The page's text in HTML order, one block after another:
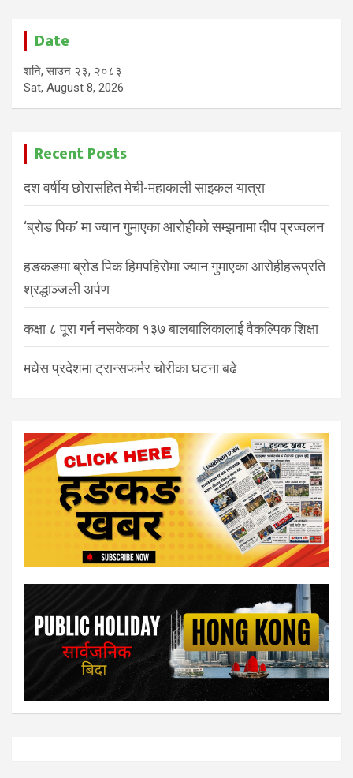
Date
शनि, साउन २३, २०८३
Sat, August 8, 2026
Recent Posts
दश वर्षीय छोरासहित मेची-महाकाली साइकल यात्रा
‘ब्रोड पिक’ मा ज्यान गुमाएका आरोहीको सम्झनामा दीप प्रज्वलन
हङकङमा ब्रोड पिक हिमपहिरोमा ज्यान गुमाएका आरोहीहरूप्रति
श्रद्धाञ्जली अर्पण
कक्षा ८ पूरा गर्न नसकेका १३७ बालबालिकालाई वैकल्पिक शिक्षा
मधेस प्रदेशमा ट्रान्सफर्मर चोरीका घटना बढे